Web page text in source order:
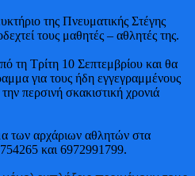
της Πνευματικής Στέγης
τους μαθητές – αθλητές της.
τη Τρίτη 10 Σεπτεμβρίου και θα
για τους ήδη εγγεγραμμένους
περσινή σκακιστική χρονιά
των αρχάριων αθλητών στα
και 6972991799.